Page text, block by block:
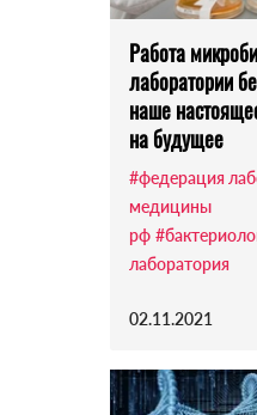
Работа
лаборатории
наше
на будущее
#федерация
медицины
рф
лаборатория
02.11.2021